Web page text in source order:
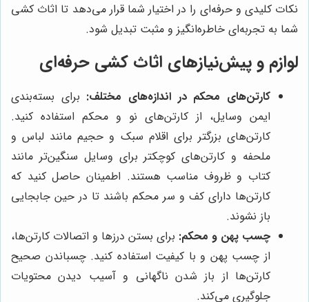
نکات کلیدی و حرفه‌ای را در اختیار شما قرار می‌دهد تا اثاث کشی
شما به تجربه‌ای خاطره‌انگیز و مثبت تبدیل شود.
لوازم و پیش‌نیازهای اثاث کشی حرفه‌ای
کارتن‌های محکم در اندازه‌های مختلف: برای بسته‌بندی
ایمن وسایل، از کارتن‌های نو و محکم استفاده کنید.
کارتن‌های بزرگتر برای اقلام سبک و حجیم مانند لباس و
ملحفه و کارتن‌های کوچکتر برای وسایل سنگین‌تر مانند
کتاب و ظروف مناسب هستند. اطمینان حاصل کنید که
کارتن‌ها دارای کف و سر محکم باشند تا در حین جابجایی
باز نشوند.
چسب پهن و محکم: برای بستن درزها و اتصالات کارتن‌ها،
از چسب پهن و با کیفیت استفاده کنید. چسباندن صحیح
کارتن‌ها از باز شدن ناگهانی و آسیب دیدن محتویات
جلوگیری می‌کند.